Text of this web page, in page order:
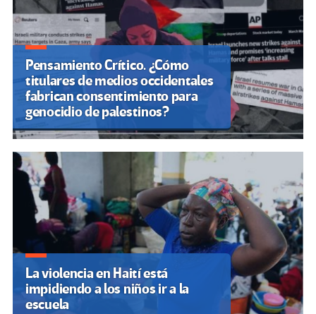
Pensamiento Crítico. ¿Cómo
titulares de medios occidentales
fabrican consentimiento para
genocidio de palestinos?
La violencia en Haití está
impidiendo a los niños ir a la
escuela